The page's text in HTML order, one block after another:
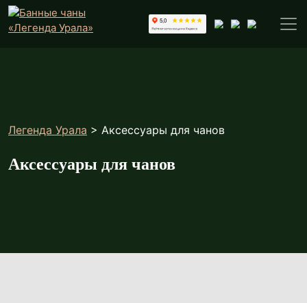
Легенда Урала > Аксессуары для чанов
Аксессуары для чанов